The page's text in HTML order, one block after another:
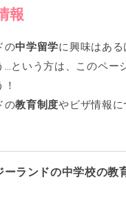
報
の中学留学に興味はあ
…という方は、このペー
の教育制度やビザ情報
ーランドの中学校の教